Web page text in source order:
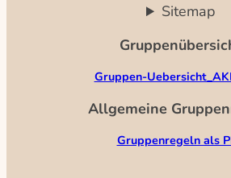
Sitemap
Gruppen-
Allgemeine
Gruppenregeln als